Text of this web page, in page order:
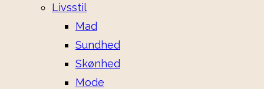
Livsstil
Mad
Sundhed
Skønhed
Mode